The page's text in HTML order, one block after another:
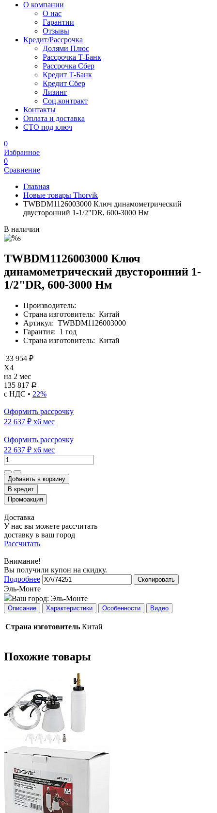
О компании
О нас
Гарантии
Отзывы
Кредит/Рассрочка
Долями Плюс
Рассрочка Т-Банк
Рассрочка Сбер
Кредит Т-Банк
Кредит Сбер
Лизинг
Соц.контракт
Контакты
Оплата и доставка
СТО под ключ
0
Избранное
0
Сравнение
Главная
Новые товары Thorvik
TWBDM1126003000 Ключ динамометрический
двусторонний 1-1/2"DR, 600-3000 Нм
В наличии
TWBDM1126003000 Ключ
динамометрический двусторонний 1-
1/2"DR, 600-3000 Нм
Производитель:
Страна изготовитель: Китай
Артикул: TWBDM1126003000
Гарантия: 1 год
Страна изготовитель: Китай
33 954 ₽
X4
на 2 мес
135 817 Р
с НДС • 22%
Оформить рассрочку
22 637 ₽ x6 мес
Оформить рассрочку
22 637 ₽ x6 мес
Добавить в корзину
Доставка
У нас вы можете рассчитать
доставку в ваш город
Рассчитать
Внимание!
Вы получили купон на скидку.
Подробнее
Скопировать
Эль-Монте
Ваш город: Эль-Монте
Описание Характеристики Особенности Видео
Страна изготовитель Китай
Похожие товары